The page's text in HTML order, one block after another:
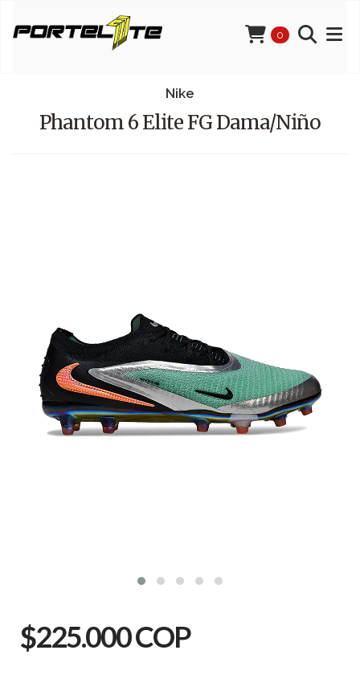
0
Nike
Phantom 6 Elite FG Dama/Niño
$225.000 COP